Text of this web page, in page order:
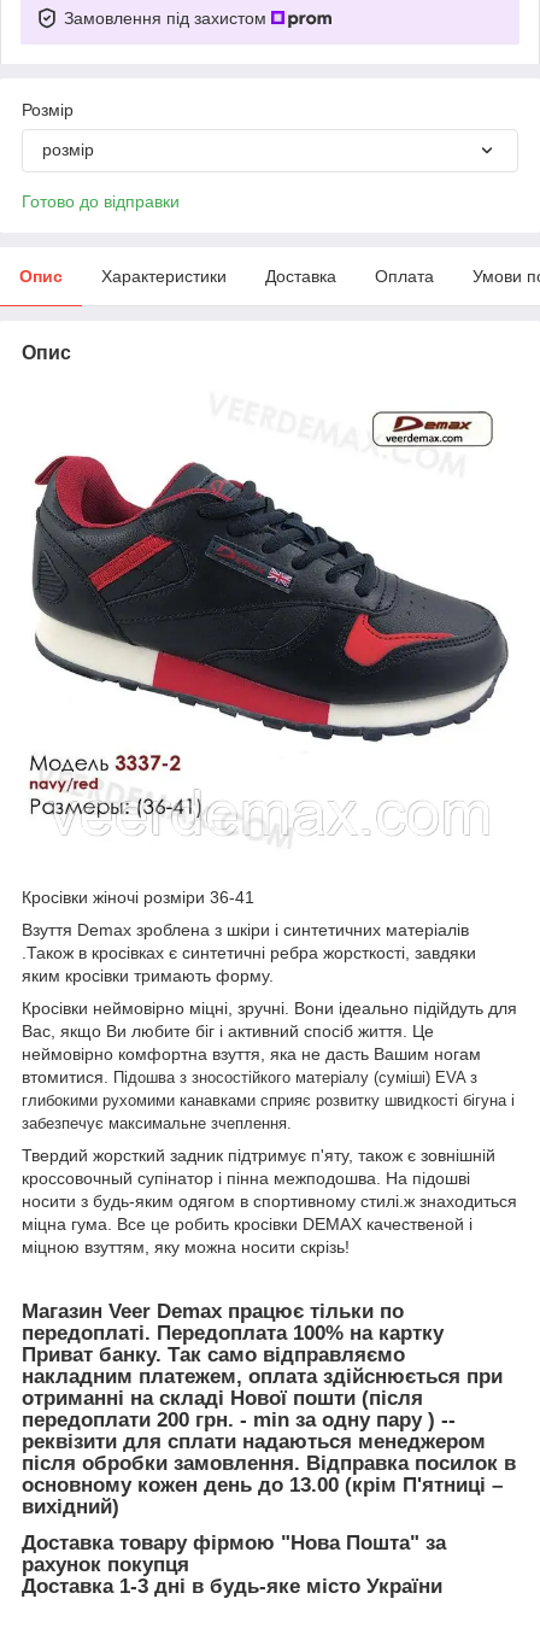
Замовлення під захистом
Розмір
розмір
Готово до відправки
Опис Характеристики Доставка Оплата Умови
Опис
Кросівки жіночі розміри 36-41
Взуття Demax зроблена з шкіри і синтетичних матеріалів
Також в кросівках є синтетичні ребра жорсткості, завдяки
яким кросівки тримають форму.
Кросівки неймовірно міцні, зручні. Вони ідеально підійдуть для
Вас, якщо Ви любите біг і активний спосіб життя. Це
неймовірно комфортна взуття, яка не дасть Вашим ногам
втомитися.
Підошва з зносостійкого матеріалу (суміші) EVA з
глибокими рухомими канавками сприяє розвитку швидкості бігуна і
забезпечує максимальне зчеплення.
Твердий жорсткий задник підтримує п'яту, також є зовнішній
кроссовочный супінатор і пінна межподошва. На підошві
носити з будь-яким одягом в спортивному стилі.ж знаходиться
міцна гума. Все це робить кросівки DEMAX качественой і
міцною взуттям, яку можна носити скрізь!
Магазин Veer Demax працює тільки по
передоплаті. Передоплата 100% на картку
Приват банку. Так само відправляємо
накладним платежем, оплата здійснюється при
отриманні на складі Нової пошти (після
передоплати 200 грн. - min за одну пару ) --
реквізити для сплати надаються менеджером
після обробки замовлення. Відправка посилок в
основному кожен день до 13.00 (крім П'ятниці –
вихідний)
Доставка товару фірмою "Нова Пошта" за
рахунок покупця
Доставка 1-3 дні в будь-яке місто України